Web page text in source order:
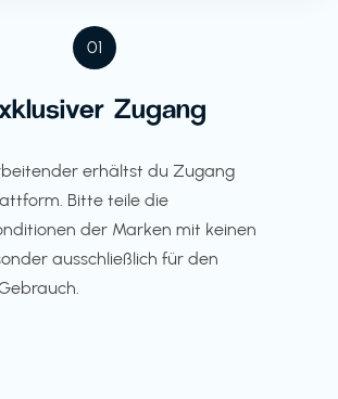
01
Zugang
erhältst du Zugang
Bitte teile die
der Marken mit keinen
ausschließlich für den